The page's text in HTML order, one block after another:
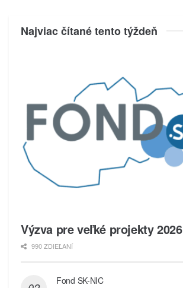
Najviac čítané tento týždeň
Výzva pre veľké projekty 2026
990 ZDIEĽANÍ
Fond SK-NIC